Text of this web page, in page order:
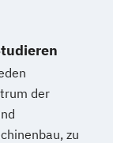
der
zu